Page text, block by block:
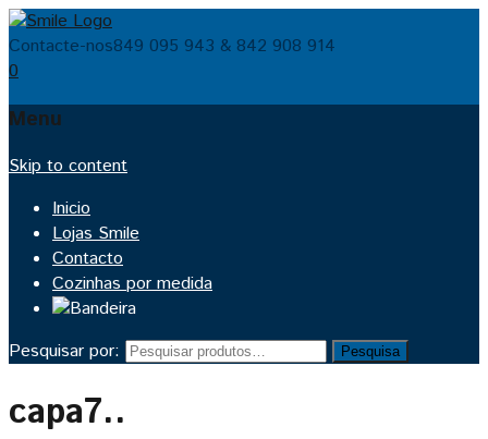
Contacte-nos849 095 943 & 842 908 914
0
Menu
Skip to content
Inicio
Lojas Smile
Contacto
Cozinhas por medida
Pesquisar por: Pesquisa
capa7..